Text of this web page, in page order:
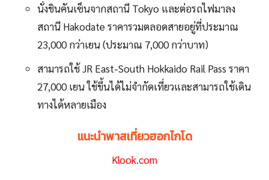
นั่งชินคันเซ็นจากสถานี Tokyo และต่อรถไฟมาลง
สถานี Hakodate ราคารวมตลอดสายอยู่ที่ประมาณ
23,000 กว่าเยน (ประมาณ 7,000 กว่าบาท)
สามารถใช้ JR East-South Hokkaido Rail Pass ราคา
27,000 เยน ใช้ขึ้นได้ไม่จำกัดเที่ยวและสามารถใช้เดิน
ทางได้หลายเมือง
แนะนำพาสเที่ยวฮอกไกโด
Klook.com